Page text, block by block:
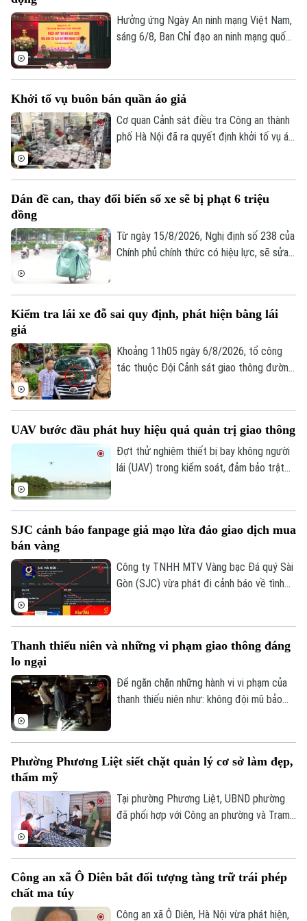
Theo dõi Hà Nội On
Đánh giá
Hướng nghiệp
Làng nghề
Di tích
Y tế
Dinh dưỡng
Tư vấn sức khỏe
Thể thao
Bóng đá
Golf
Giải trí
Tin tức
Sao
Điện ảnh
Âm nhạc
Đã phát sóng
theo khoản 1, Điều 194 Bộ luật Hình sự.
Hưởng ứng Ngày An ninh mạng Việt Nam,
sáng 6/8, Ban Chỉ đạo an ninh mạng quốc
Khởi tố vụ buôn bán quần áo giả
Cơ quan Cảnh sát điều tra Công an thành
phố Hà Nội đã ra quyết định khởi tố vụ án,
công nghiệp".
Dán đề can, thay đổi biển số xe sẽ bị phạt 6 triệu
đồng
Từ ngày 15/8/2026, Nghị định số 238 của
Chính phủ chính thức có hiệu lực, sẽ sửa
đường bộ như: trừ điểm, phục hồi điểm
hành vi dán đề can, thay đổi biển số xe sẽ
bị phạt 6 triệu đồng.
Kiểm tra lái xe đỗ sai quy định, phát hiện bằng lái
giả
Khoảng 11h05 ngày 6/8/2026, tổ công
tác thuộc Đội Cảnh sát giao thông đường
hiệu Toyota Fortuner, biển kiểm soát 17A-
080.51 đỗ xe tại vị trí có biển cấm đỗ và
tiến hành kiểm tra theo quy định.
UAV bước đầu phát huy hiệu quả quản trị giao thông
Đợt thử nghiệm thiết bị bay không người
lái (UAV) trong kiểm soát, đảm bảo trật
không gian tầm thấp, quyết tâm xóa bỏ
tự đô thị.
SJC cảnh báo fanpage giả mạo lừa đảo giao dịch mua
bán vàng
Công ty TNHH MTV Vàng bạc Đá quý Sài
Gòn (SJC) vừa phát đi cảnh báo về tình
nhân nhằm lừa đảo khách hàng.
Thanh thiếu niên và những vi phạm giao thông đáng
lo ngại
Để ngăn chặn những hành vi vi phạm của
thanh thiếu niên như: không đội mũ bảo
Hà Nội đang tăng cường tuần tra, kiểm
phạm.
Phường Phương Liệt siết chặt quản lý cơ sở làm đẹp,
thẩm mỹ
Tại phường Phương Liệt, UBND phường
đã phối hợp với Công an phường và Trạm
bàn nhằm kịp thời phát hiện, chấn chỉnh
cho người dân.
Công an xã Ô Diên bắt đối tượng tàng trữ trái phép
chất ma túy
Công an xã Ô Diên, Hà Nội vừa phát hiện,